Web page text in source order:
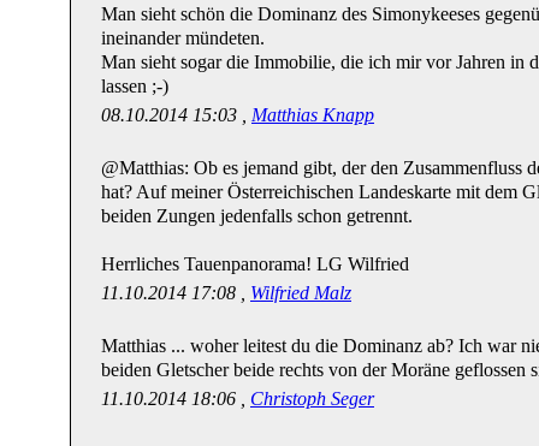
Man sieht schön die Dominanz des Simonykeeses
ineinander mündeten.
Man sieht sogar die Immobilie, die ich mir vor Jahren in
lassen ;-)
08.10.2014 15:03 , Matthias Knapp
@Matthias: Ob es jemand gibt, der den Zusammenfluss
hat? Auf meiner Österreichischen Landeskarte mit dem
beiden Zungen jedenfalls schon getrennt.
Herrliches Tauenpanorama! LG Wilfried
11.10.2014 17:08 , Wilfried Malz
Matthias ... woher leitest du die Dominanz ab? Ich war
beiden Gletscher beide rechts von der Moräne geflossen
11.10.2014 18:06 , Christoph Seger